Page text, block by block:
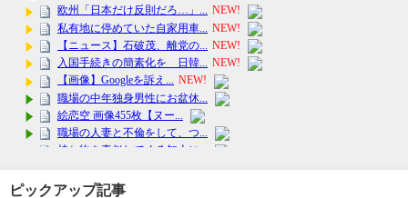
ピックアップ記事